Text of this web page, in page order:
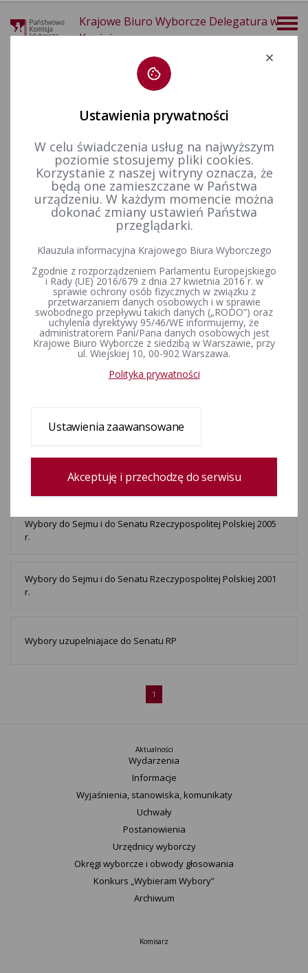
Krajowe Biuro Wyborcze Delegatura w
Koninie
Wybory do Sejmu i do Senatu
Wybory do Sejmu i do Senatu Rzeczypospolitej Polskiej 2023
Wybory do Sejmu i do Senatu Rzeczypospolitej Polskiej 2019
Wybory do Sejmu i do Senatu Rzeczypospolitej Polskiej 2015
Wybory do Sejmu i do Senatu Rzeczypospolitej Polskiej 2005
r.
Wybory do Sejmu i do Senatu Rzeczypospolitej Polskiej 2001
r.
Wybory uzupelniajace do Senatu RP
1
Aktualności
Wydarzenia
Informacje
Wyjaśnienia, stanowiska, komunikaty
Uchwały
Postanowienia
Urzędnicy wyborczy
Okręgi wyborcze i obwody głosowania
Konkurs „Wybieram Wybory”
Archiwum
Komisarz
Ustawienia prywatności
W celu świadczenia usług na najwyższym
poziomie stosujemy pliki cookies.
Korzystanie z naszej witryny oznacza, że
będą one zamieszczane w Państwa
urządzeniu. W każdym momencie można
dokonać zmiany ustawień Państwa
przeglądarki.
Klauzula informacyjna Krajowego Biura Wyborczego
Zgodnie z rozporządzeniem Parlamentu Europejskiego
i Rady (UE) 2016/679 z dnia 27 kwietnia 2016 r. w
sprawie ochrony osób fizycznych w związku z
przetwarzaniem danych osobowych i w sprawie
swobodnego przepływu takich danych („RODO”) oraz
uchylenia dyrektywy 95/46/WE informujemy, że
administratorem Pani/Pana danych osobowych jest
Krajowe Biuro Wyborcze z siedzibą w Warszawie, przy
ul. Wiejskiej 10, 00-902 Warszawa.
Polityka prywatności
Ustawienia zaawansowane
Akceptuję i przechodzę do serwisu